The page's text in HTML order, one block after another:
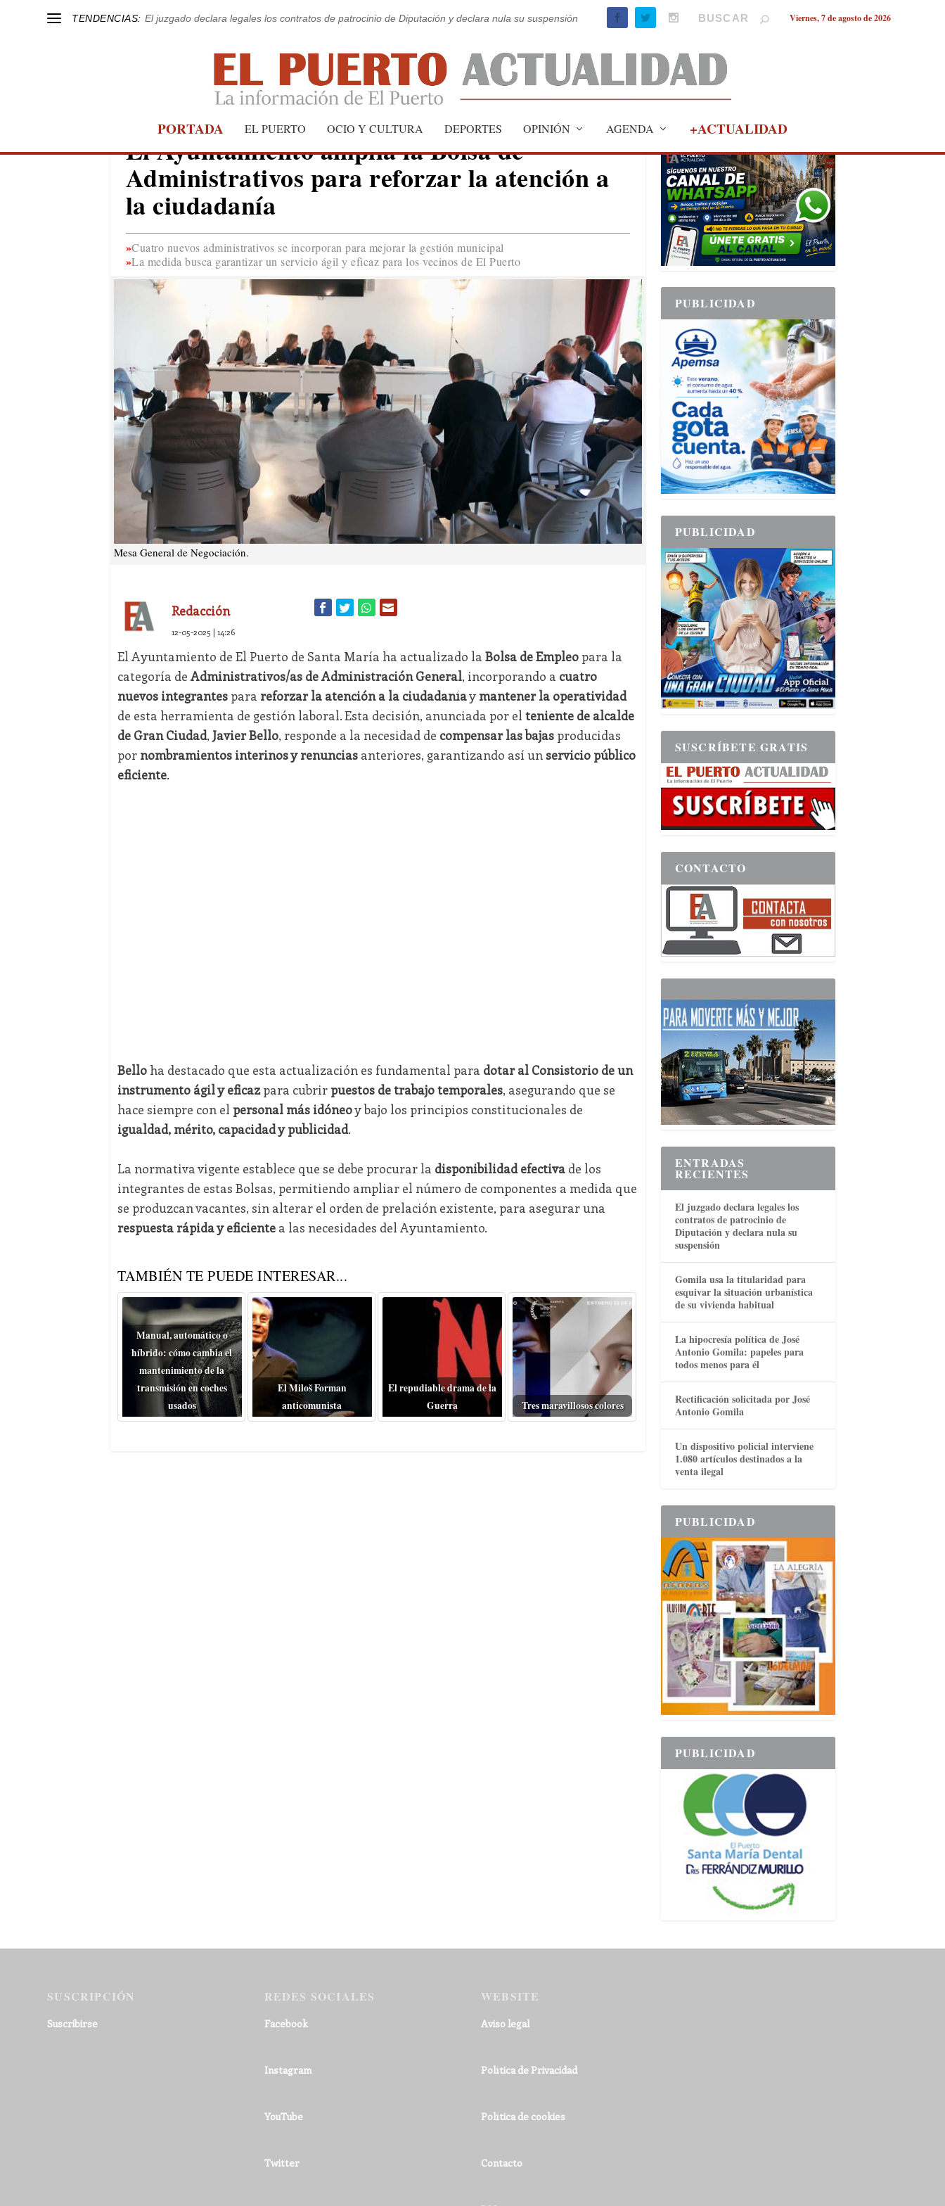
TENDENCIAS: El juzgado declara legales los contratos de patrocinio de Diputación y declara nula su suspensión Viernes, 7 de agosto de 2026
PORTADA EL PUERTO OCIO Y CULTURA DEPORTES OPINIÓN AGENDA +ACTUALIDAD
EL PUERTO
El Ayuntamiento amplía la Bolsa de
Administrativos para reforzar la atención a
la ciudadanía
Cuatro nuevos administrativos se incorporan para mejorar la gestión municipal
La medida busca garantizar un servicio ágil y eficaz para los vecinos de El Puerto
Mesa General de Negociación.
Redacción
12-05-2025 | 14:26
El Ayuntamiento de El Puerto de Santa María ha actualizado la Bolsa de Empleopara la
categoría de Administrativos/as de Administración General, incorporando a cuatro
nuevos integrantespara reforzar la atención a la ciudadaníay mantener la operatividad
de esta herramienta de gestión laboral. Esta decisión, anunciada por el teniente de alcalde
de Gran Ciudad, Javier Bello, responde a la necesidad de compensar las bajasproducidas
por nombramientos interinos y renunciasanteriores, garantizando así unservicio público
eficiente.
Belloha destacado que esta actualización es fundamental para dotar al Consistorio de un
instrumento ágil y eficazpara cubrir puestos de trabajo temporales, asegurando que se
hace siempre con el personal más idóneoy bajo los principios constitucionales de
igualdad, mérito, capacidad y publicidad.
La normativa vigente establece que se debe procurar la disponibilidad efectivade los
integrantes de estas Bolsas, permitiendo ampliar el número de componentes a medida que
se produzcan vacantes, sin alterar el orden de prelación existente, para asegurar una
respuesta rápida y eficientea las necesidades del Ayuntamiento.
TAMBIÉN TE PUEDE INTERESAR...
Manual, automático o
híbrido: cómo cambia el
mantenimiento de la
transmisión en coches
usados
El Miloš Forman
anticomunista
El repudiable drama de la
Guerra
Tres maravillosos colores
PUBLICIDAD
PUBLICIDAD
PUBLICIDAD
SUSCRÍBETE GRATIS
CONTACTO
ENTRADAS
RECIENTES
El juzgado declara legales los
contratos de patrocinio de
Diputación y declara nula su
suspensión
Gomila usa la titularidad para
esquivar la situación urbanística
de su vivienda habitual
La hipocresía política de José
Antonio Gomila: papeles para
todos menos para él
Rectificación solicitada por José
Antonio Gomila
Un dispositivo policial interviene
1.080 artículos destinados a la
venta ilegal
PUBLICIDAD
PUBLICIDAD
SUSCRIPCIÓN
Suscribirse
REDES SOCIALES
Facebook
Instagram
YouTube
Twitter
WEBSITE
Aviso legal
Política de Privacidad
Política de cookies
Contacto